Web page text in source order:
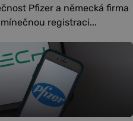
Pfizer a německá firma
registraci...